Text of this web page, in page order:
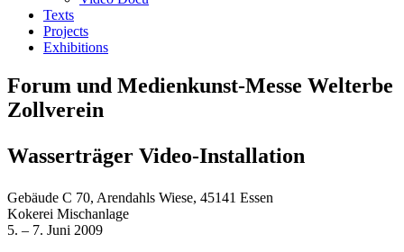
Texts
Projects
Exhibitions
Forum und Medienkunst-Messe Welterbe
Zollverein
Wasserträger Video-Installation
Gebäude C 70, Arendahls Wiese, 45141 Essen
Kokerei Mischanlage
5. – 7. Juni 2009